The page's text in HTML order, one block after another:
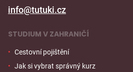
info@tutuki.cz
STUDIUM V ZAHRANIČÍ
Cestovní pojištění
Jak si vybrat správný kurz